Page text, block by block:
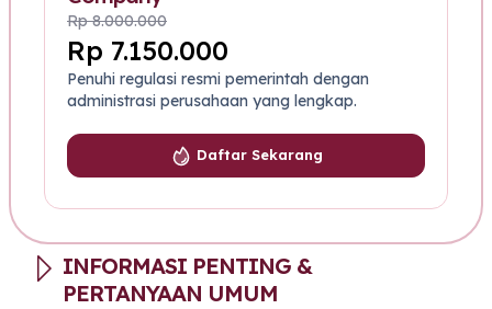
Rp 8.000.000
Rp 7.150.000
Penuhi regulasi resmi pemerintah dengan
administrasi perusahaan yang lengkap.
Daftar Sekarang
INFORMASI PENTING &
PERTANYAAN UMUM